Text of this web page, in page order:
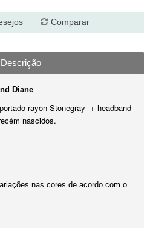
Comparar
Descrição
Diane
rayon Stonegray + headband
nascidos.
nas cores de acordo com o